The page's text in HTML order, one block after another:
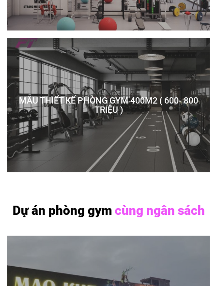
MẪU THIẾT KẾ PHÒNG GYM 400M2 ( 600- 800
TRIỆU )
Dự án phòng gym cùng ngân sách